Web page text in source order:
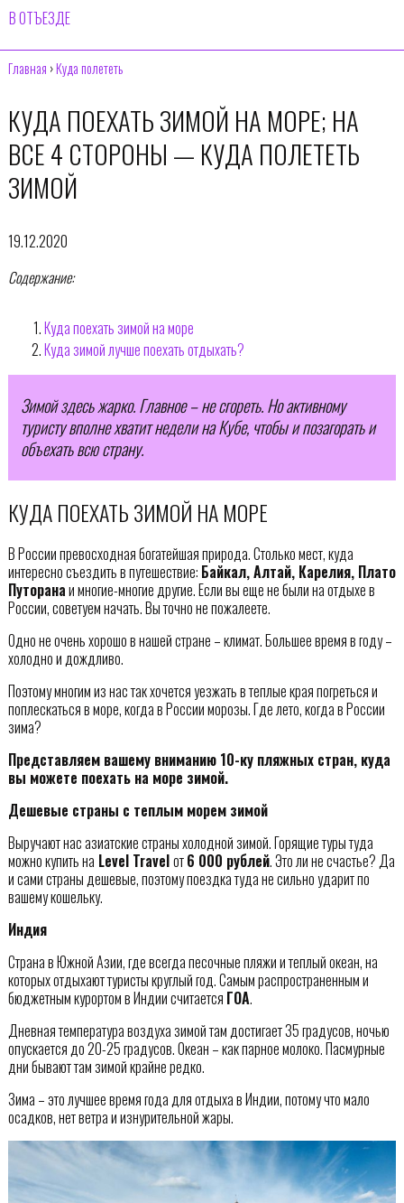
В ОТЪЕЗДЕ
Главная ›Куда полететь
КУДА ПОЕХАТЬ ЗИМОЙ НА МОРЕ; НА
ВСЕ 4 СТОРОНЫ — КУДА ПОЛЕТЕТЬ
ЗИМОЙ
19.12.2020
Содержание:
Куда поехать зимой на море
Куда зимой лучше поехать отдыхать?
Зимой здесь жарко. Главное – не сгореть. Но активному
туристу вполне хватит недели на Кубе, чтобы и позагорать и
объехать всю страну.
КУДА ПОЕХАТЬ ЗИМОЙ НА МОРЕ
В России превосходная богатейшая природа. Столько мест, куда
интересно съездить в путешествие: Байкал, Алтай, Карелия, Плато
Путоранаи многие-многие другие. Если вы еще не были на отдыхе в
России, советуем начать. Вы точно не пожалеете.
Одно не очень хорошо в нашей стране – климат. Большее время в году –
холодно и дождливо.
Поэтому многим из нас так хочется уезжать в теплые края погреться и
поплескаться в море, когда в России морозы. Где лето, когда в России
зима?
Представляем вашему вниманию 10-ку пляжных стран, куда
вы можете поехать на море зимой.
Дешевые страны с теплым морем зимой
Выручают нас азиатские страны холодной зимой. Горящие туры туда
можно купить на Level Travelот6 000 рублей. Это ли не счастье? Да
и сами страны дешевые, поэтому поездка туда не сильно ударит по
вашему кошельку.
Индия
Страна в Южной Азии, где всегда песочные пляжи и теплый океан, на
которых отдыхают туристы круглый год. Самым распространенным и
бюджетным курортом в Индии считается ГОА.
Дневная температура воздуха зимой там достигает 35 градусов, ночью
опускается до 20-25 градусов. Океан – как парное молоко. Пасмурные
дни бывают там зимой крайне редко.
Зима – это лучшее время года для отдыха в Индии, потому что мало
осадков, нет ветра и изнурительной жары.